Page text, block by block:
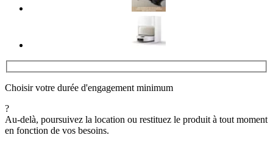
Choisir votre durée d'engagement minimum
?
Au-delà, poursuivez la location ou restituez le produit à tout moment
en fonction de vos besoins.